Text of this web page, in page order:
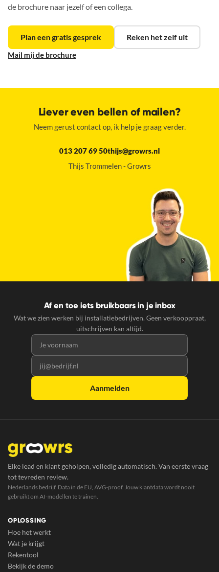
de brochure naar jezelf of een collega.
Plan een gratis gesprek Reken het zelf uit
Mail mij de brochure
Liever even bellen of mailen?
Neem gerust contact op, ik help je graag verder.
013 207 69 50thijs@growrs.nl
Thijs Trommelen - Growrs
Af en toe iets bruikbaars in je inbox
Wat we zien werken bij installatiebedrijven. Geen verkooppraat,
uitschrijven kan altijd.
Voornaam
E-mailadres
Aanmelden
Elke lead en klant geholpen, volledig automatisch. Van eerste vraag
tot tevreden review.
Nederlands bedrijf. Data in de EU, AVG-proof. Jouw klantdata wordt nooit
gebruikt om AI-modellen te trainen.
OPLOSSING
Hoe het werkt
Wat je krijgt
Rekentool
Bekijk de demo